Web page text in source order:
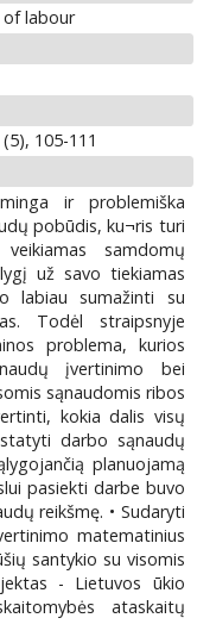
labour
105-111
ir problemiška
pobūdis, ku¬ris turi
samdomų
už savo tiekiamas
labiau sumažinti su
Todėl straipsnyje
problema, kurios
įvertinimo bei
sąnaudomis ribos
kokia dalis visų
darbo sąnaudų
planuojamą
pasiekti darbe buvo
reikšmę. • Sudaryti
matematinius
santykio su visomis
- Lietuvos ūkio
ataskaitų